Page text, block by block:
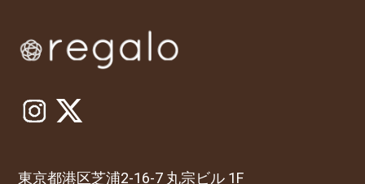
東京都港区芝浦2-16-7 丸宗ビル 1F